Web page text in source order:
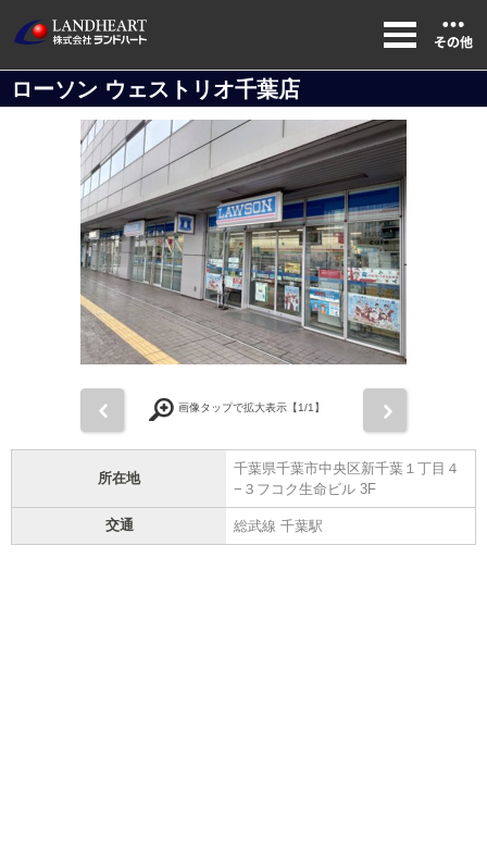
ローソン ウェストリオ千葉店
画像タップで拡大表示【1/1】
所在地
千葉県千葉市中央区新千葉１丁目４
−３フコク生命ビル 3F
交通 総武線 千葉駅